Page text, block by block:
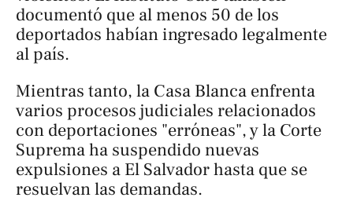
documentó que al menos 50 de los
deportados habían ingresado legalmente
al país.
Mientras tanto, la Casa Blanca enfrenta
varios procesos judiciales relacionados
con deportaciones "erróneas", y la Corte
Suprema ha suspendido nuevas
expulsiones a El Salvador hasta que se
resuelvan las demandas.